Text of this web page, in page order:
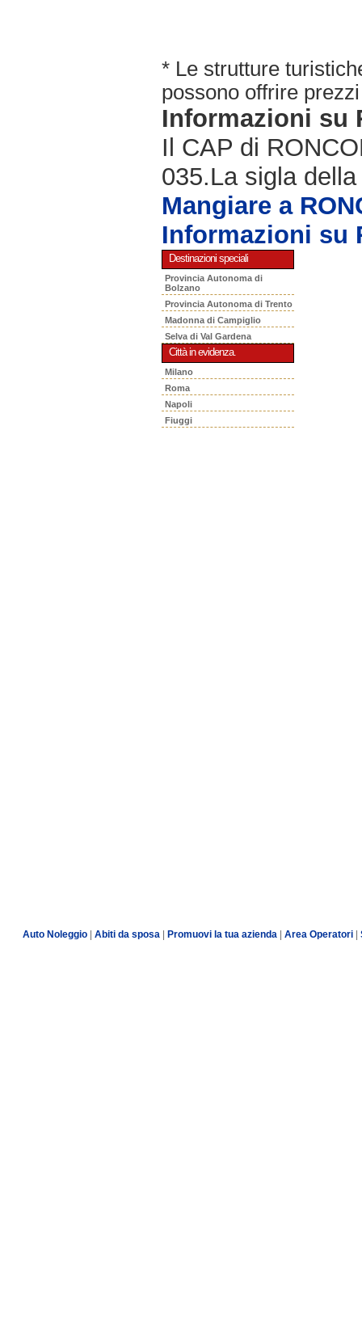
* Le strutture
possono offrire
Informazioni su
Il CAP di
035.La sigla
Mangiare a
Informazioni su
Destinazioni speciali
Provincia Autonoma di
Bolzano
Provincia Autonoma di Trento
Madonna di Campiglio
Selva di Val Gardena
Città in evidenza.
Milano
Roma
Napoli
Fiuggi
Auto Noleggio Abiti da sposa Promuovi la tua azienda Area Operatori